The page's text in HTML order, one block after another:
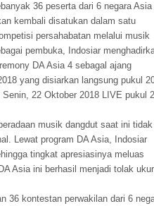
36 peserta dari 6 negara Asia
kembali disatukan dalam satu
persahabatan melalui musik
pembuka, Indosiar
DA Asia 4 sebagal ajang
yang disiarkan langsung pukul
22 Oktober 2018 LIVE pukul
musik dangdut saat ini tidak
Lewat program DA Asia, Indosiar
tingkat apresiasinya meluas
Asia ini berhasil menjadi tolak ukur
36 kontestan perwakilan dari 6